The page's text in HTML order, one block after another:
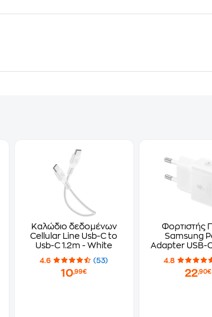
Καλώδιο δεδομένων
Cellular Line Usb-C to
Usb-C 1.2m - White
4.6 (53)
10,99€
Φορτιστής
Samsung
Adapter USB-
Καλώδιο -
4.8
22,90€